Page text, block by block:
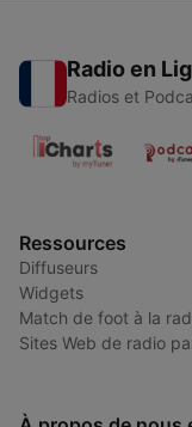
Radio en
Radios et
Ressources
Diffuseurs
Widgets
Match de foot à la
Sites Web de radio